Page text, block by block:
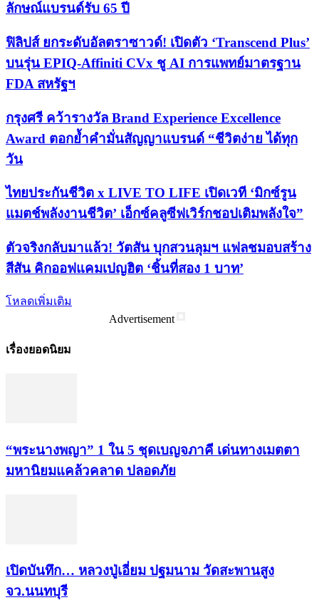
ลักษณ์แบรนด์รับ 65 ปี
ฟิลิปส์ ยกระดับอัลตราซาวด์! เปิดตัว ‘Transcend Plus’
บนรุ่น EPIQ-Affiniti CVx ชู AI การแพทย์มาตรฐาน
FDA สหรัฐฯ
กรุงศรี คว้ารางวัล Brand Experience Excellence
Award ตอกย้ำคำมั่นสัญญาแบรนด์ “ชีวิตง่าย ได้ทุก
วัน
ไทยประกันชีวิต x LIVE TO LIFE เปิดเวที ‘มิกซ์รูน
แมตช์พลังงานชีวิต’ เอ็กซ์คลูซีฟเวิร์กชอปเติมพลังใจ”
ตัวจริงกลับมาแล้ว! วัตสัน บุกสวนลุมฯ แฟลชมอบสร้าง
สีสัน คิกออฟแคมเปญฮิต ‘ชิ้นที่สอง 1 บาท’
โหลดเพิ่มเติม
Advertisement
เรื่องยอดนิยม
“พระ​นาง​พญา” 1 ใน 5​ ชุดเบญจ​ภาคี​ เด่นทางเมตตา​
มหา​นิยม​แคล้วคลาด​ ปลอดภัย​
เปิดบันทึก… หลวงปู่เอี่ยม ​ปฐม​นาม​ วัดสะพานสูง​
จว.นนทบุรี